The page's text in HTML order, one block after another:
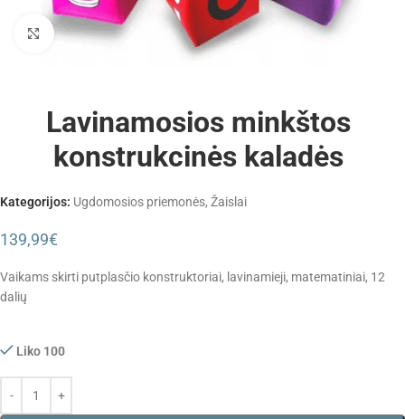
Padidinti
Lavinamosios minkštos
konstrukcinės kaladės
Kategorijos: Ugdomosios priemonės, Žaislai
139,99€
Vaikams skirti putplasčio konstruktoriai, lavinamieji, matematiniai, 12
dalių
Liko 100